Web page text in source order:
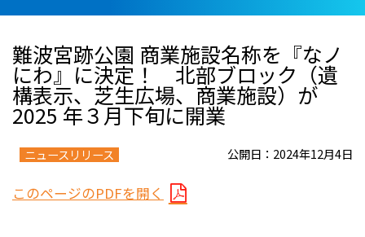
難波宮跡公園 商業施設名称を『なノ
にわ』に決定！ 北部ブロック（遺
構表示、芝生広場、商業施設）が
2025 年３月下旬に開業
ニュースリリース 公開日：2024年12月4日
このページのPDFを開く